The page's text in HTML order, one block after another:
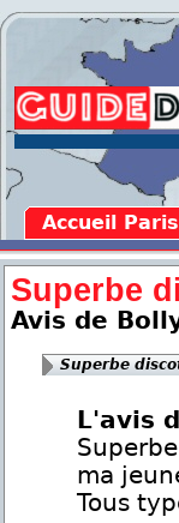
Accueil Paris
Superbe
Avis de
Superbe
L'avis
ma
Tous